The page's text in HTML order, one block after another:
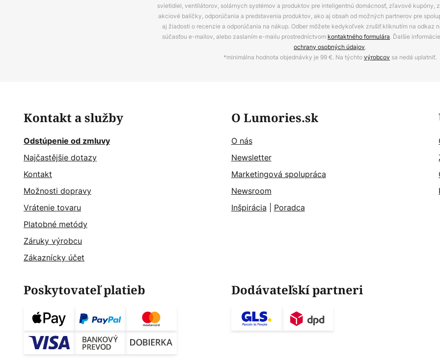
svietidiel, ventilátorov, solárnych systémov a produktov pre inteligentnú domácnosť, zľavové kupóny,
akciové balíčky, odporúčania a predstavenia produktov, ako aj obsah od možných partnerov pre
aj žiadosti o recenzie a odporúčania na nákup. Odber môžete kedykoľvek zrušiť kliknutím na odkaz
súčasťou e-mailov, alebo zaslaním e-mailu prostredníctvom kontaktného formulára. Ďalšie
ochrany osobných údajov.
*minimálna hodnota objednávky je 99 €. Na týchtovýrobcov sa nedá uplatniť.
Kontakt a služby
Odstúpenie od zmluvy
Najčastějšie dotazy
Kontakt
Možnosti dopravy
Vrátenie tovaru
Platobné metódy
Záruky výrobcu
Zákaznícky účet
O Lumories.sk
O nás
Newsletter
Marketingová spolupráca
Newsroom
Inšpirácia
Poradca
Poskytovateľ platieb Dodávateľskí partneri